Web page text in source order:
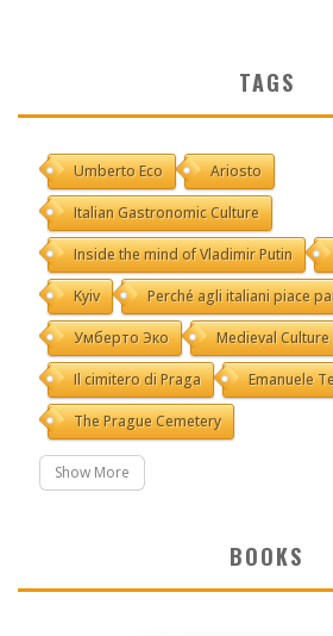
TAGS
Umberto Eco Ariosto
Italian Gastronomic Culture
Inside the mind of Vladimir Putin
Kyiv Perché agli italiani piace
Умберто Эко Medieval Culture
Il cimitero di Praga Emanuele
The Prague Cemetery
Show More
BOOKS